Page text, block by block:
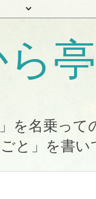
を名乗っ
と」を書い